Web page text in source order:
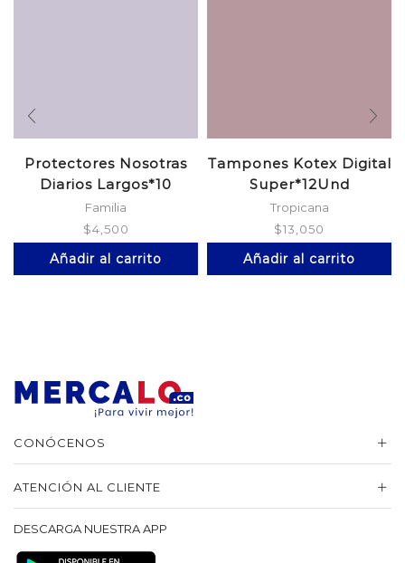
Protectores Nosotras
Diarios Largos*10
Familia
$4,500
Añadir al carrito
Tampones Kotex Digital
Super*12Und
Tropicana
$13,050
Añadir al carrito
CONÓCENOS
ATENCIÓN AL CLIENTE
DESCARGA NUESTRA APP